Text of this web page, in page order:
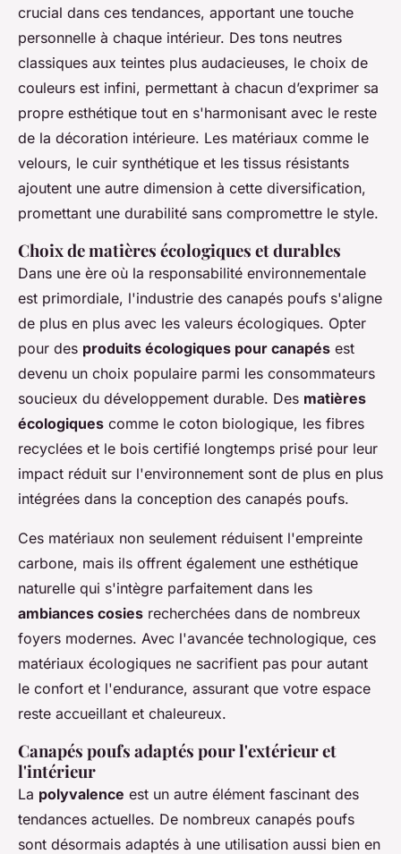
crucial dans ces tendances, apportant une touche
personnelle à chaque intérieur. Des tons neutres
classiques aux teintes plus audacieuses, le choix de
couleurs est infini, permettant à chacun d’exprimer sa
propre esthétique tout en s'harmonisant avec le reste
de la décoration intérieure. Les matériaux comme le
velours, le cuir synthétique et les tissus résistants
ajoutent une autre dimension à cette diversification,
promettant une durabilité sans compromettre le style.
Choix de matières écologiques et durables
Dans une ère où la responsabilité environnementale
est primordiale, l'industrie des canapés poufs s'aligne
de plus en plus avec les valeurs écologiques. Opter
pour des produits écologiques pour canapés est
devenu un choix populaire parmi les consommateurs
soucieux du développement durable. Des matières
écologiques comme le coton biologique, les fibres
recyclées et le bois certifié longtemps prisé pour leur
impact réduit sur l'environnement sont de plus en plus
intégrées dans la conception des canapés poufs.
Ces matériaux non seulement réduisent l'empreinte
carbone, mais ils offrent également une esthétique
naturelle qui s'intègre parfaitement dans les
ambiances cosies recherchées dans de nombreux
foyers modernes. Avec l'avancée technologique, ces
matériaux écologiques ne sacrifient pas pour autant
le confort et l'endurance, assurant que votre espace
reste accueillant et chaleureux.
Canapés poufs adaptés pour l'extérieur et
l'intérieur
La polyvalence est un autre élément fascinant des
tendances actuelles. De nombreux canapés poufs
sont désormais adaptés à une utilisation aussi bien en